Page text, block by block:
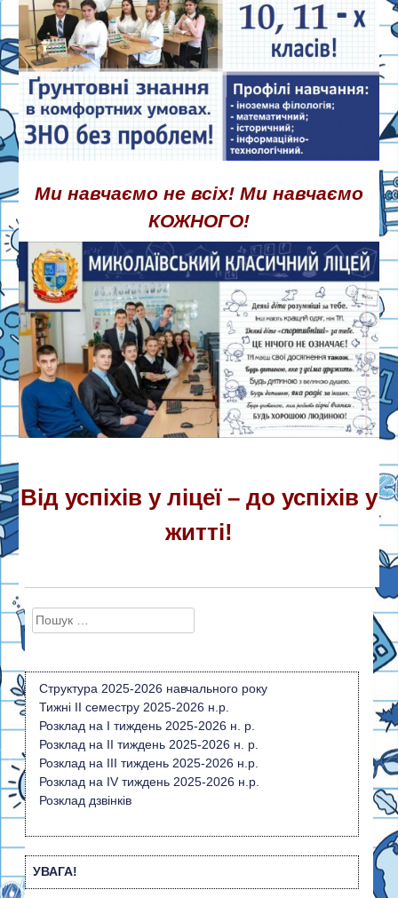
Ми навчаємо не всіх! Ми навчаємо
КОЖНОГО!
Від успіхів у ліцеї – до успіхів у
житті!
Пошук:
Структура 2025-2026 навчального року
Тижні ІI семестру 2025-2026 н.р.
Розклад на I тиждень 2025-2026 н. р.
Розклад на ІI тиждень 2025-2026 н. р.
Розклад на ІІІ тиждень 2025-2026 н.р.
Розклад на IV тиждень 2025-2026 н.р.
Розклад дзвінків
УВАГА!